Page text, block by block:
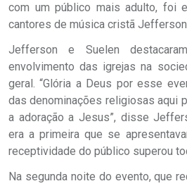
com um público mais adulto, foi
cantores de música cristã
Jefferson e Suelen
envolvimento das igrejas na
geral. “Glória a Deus por esse
das denominações religiosas aqui
a adoração a Jesus”, disse
era a primeira que se
receptividade do público superou
Na segunda noite do evento, que